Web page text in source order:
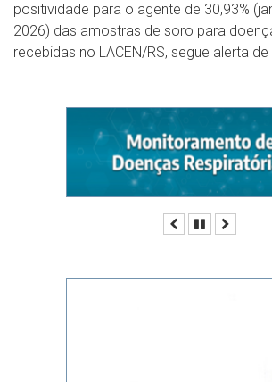
positividade para o agente de 30,93%
2026) das amostras de soro para
recebidas no LACEN/RS, segue alerta
AnteriorPausar